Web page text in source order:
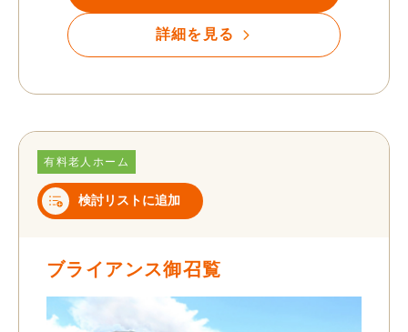
詳細を見る
有料老人ホーム
検討リストに追加
ブライアンス御召覧